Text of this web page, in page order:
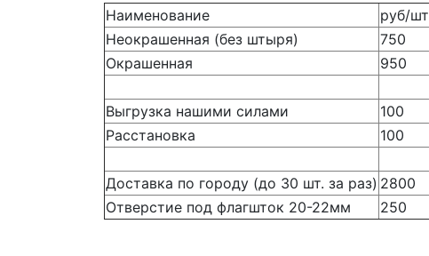
Наименование
руб/шт
Неокрашенная (без штыря)
750
Окрашенная
950
Выгрузка нашими силами
100
Расстановка
100
Доставка по городу (до 30 шт. за раз) 2800
Отверстие под флагшток 20-22мм
250